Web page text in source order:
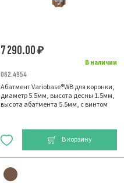
В наличии
7 290.00₽
062.4954
Абатмент Variobase®WB для коронки,
диаметр 5.5мм, высота десны 1.5мм,
высота абатмента 5.5мм, с винтом
В корзину